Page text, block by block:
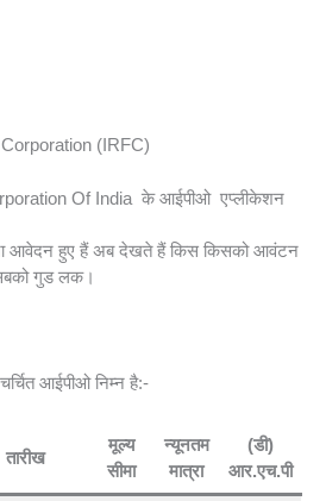
(IRFC)
Of India के आईपीओ एप्लीकेशन
हुए हैं अब देखते हैं किस किसको आवंटन
गुड लक।
आईपीओ निम्न है:-
तारीख
मूल्य
सीमा
न्यूनतम
मात्रा
(डी)
आर.एच.पी